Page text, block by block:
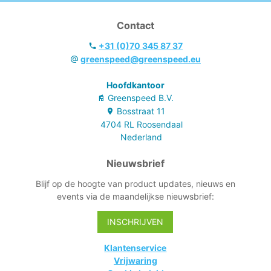
verkrijgbaar.
verkrijgbaar.
Contact
+31 (0)70 345 87 37
greenspeed@greenspeed.eu
Hoofdkantoor
Greenspeed B.V.
Bosstraat 11
4704 RL Roosendaal
Nederland
Nieuwsbrief
Blijf op de hoogte van product updates, nieuws en
events via de maandelijkse nieuwsbrief:
INSCHRIJVEN
Klantenservice
Vrijwaring